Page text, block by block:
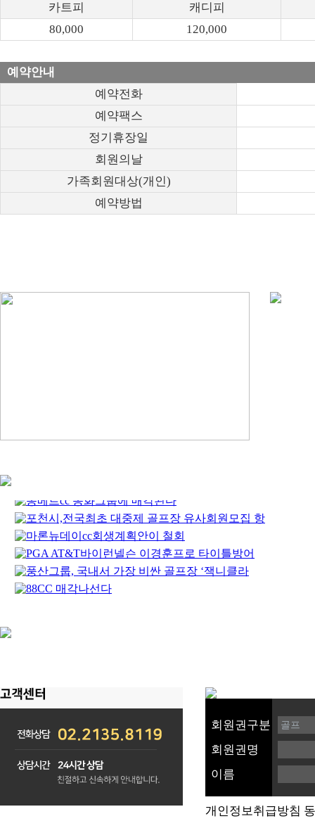
카트피
캐디피
80,000
120,000
예약안내
예약전화
예약팩스
정기휴장일
회원의날
가족회원대상(개인)
예약방법
회원권구분
회원권명
이름
개인정보취급방침